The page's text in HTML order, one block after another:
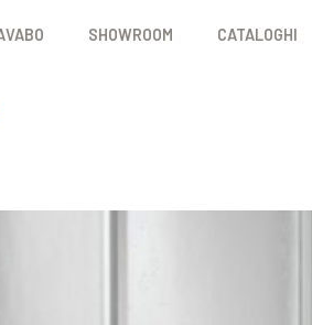
SHOWROOM CATALOGHI